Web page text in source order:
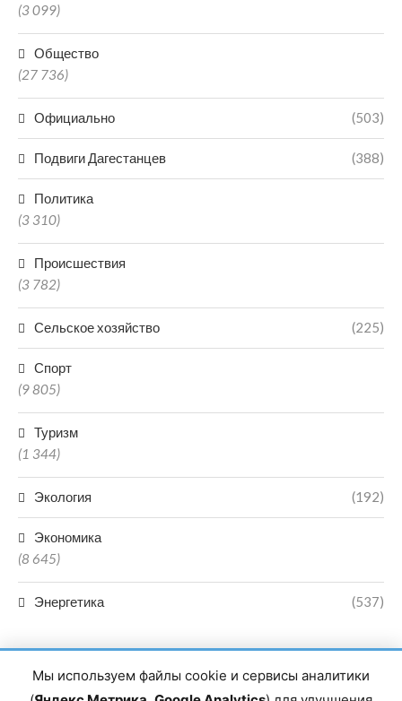
(3 099)
Общество
(27 736)
Официально (503)
Подвиги Дагестанцев (388)
Политика
(3 310)
Происшествия
(3 782)
Сельское хозяйство (225)
Спорт
(9 805)
Туризм
(1 344)
Экология (192)
Экономика
(8 645)
Энергетика (537)
Мы используем файлы cookie и сервисы аналитики